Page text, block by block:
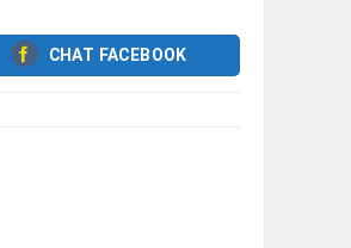
CHAT FACEBOOK